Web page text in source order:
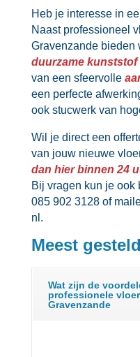
Heb je interesse in
Naast professioneel
Gravenzande bieden
duurzame kunststof
van een sfeervolle
een perfecte
ook stucwerk van
Wil je direct een
van jouw nieuwe
dan hier binnen 24
Bij vragen kun je ook
085 902 3128 of
nl.​
Meest
Wat zijn de
professionele
Gravenzande